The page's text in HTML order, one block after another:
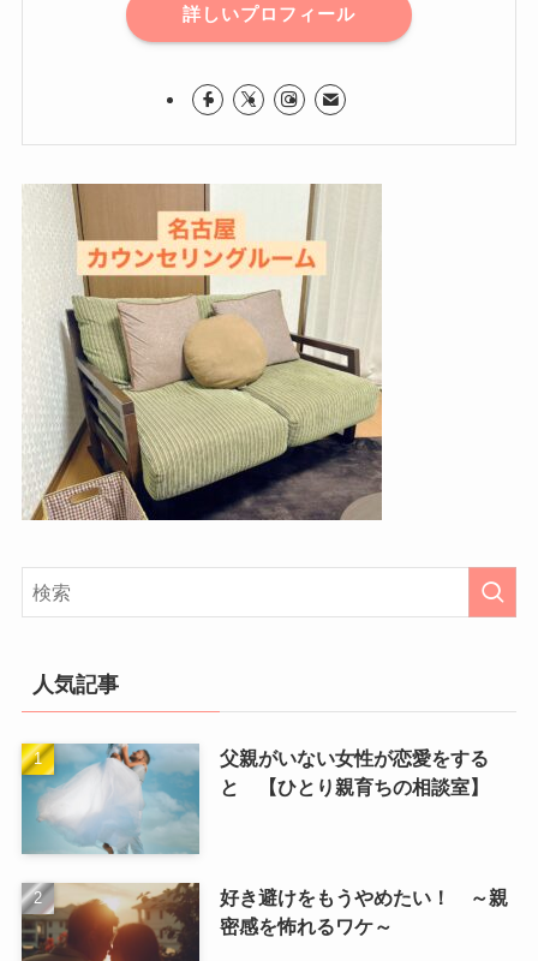
詳しいプロフィール
人気記事
父親がいない女性が恋愛をする
と 【ひとり親育ちの相談室】
好き避けをもうやめたい！ ～親
密感を怖れるワケ～